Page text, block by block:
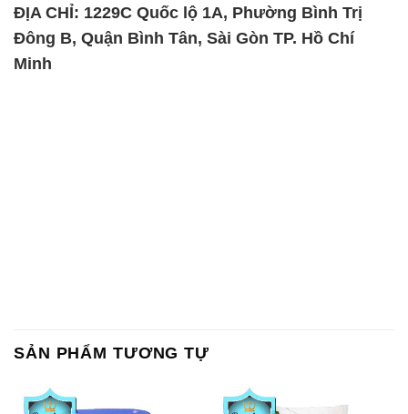
ĐỊA CHỈ: 1229C Quốc lộ 1A, Phường Bình Trị
Đông B, Quận Bình Tân, Sài Gòn TP. Hồ Chí
Minh
SẢN PHẨM TƯƠNG TỰ